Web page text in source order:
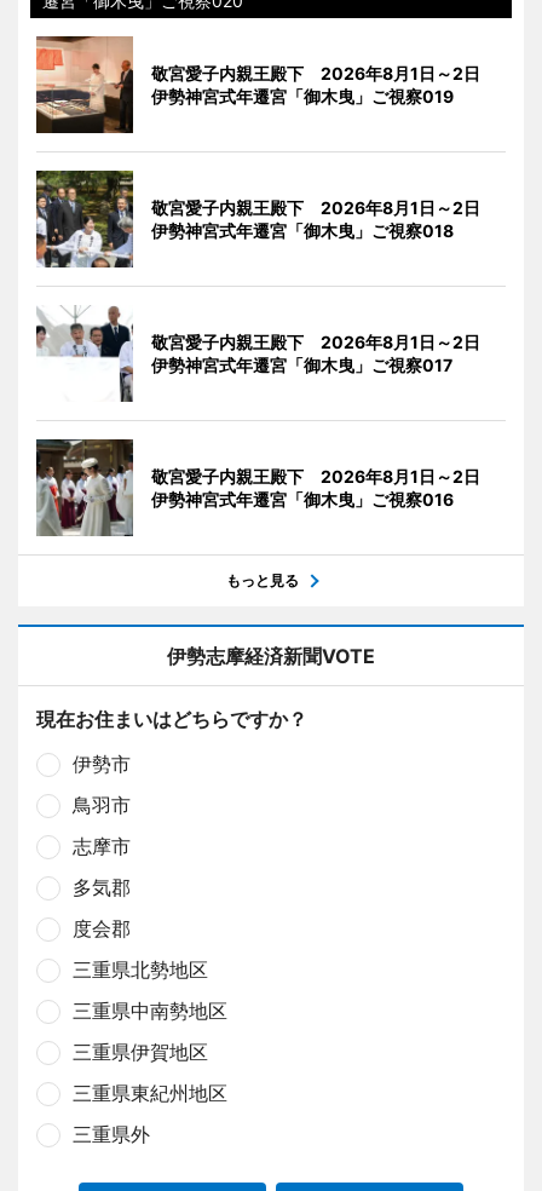
敬宮愛子内親王殿下 2026年8月1日～2日
伊勢神宮式年遷宮「御木曳」ご視察019
敬宮愛子内親王殿下 2026年8月1日～2日
伊勢神宮式年遷宮「御木曳」ご視察018
敬宮愛子内親王殿下 2026年8月1日～2日
伊勢神宮式年遷宮「御木曳」ご視察017
敬宮愛子内親王殿下 2026年8月1日～2日
伊勢神宮式年遷宮「御木曳」ご視察016
もっと見る
伊勢志摩経済新聞VOTE
現在お住まいはどちらですか？
伊勢市
鳥羽市
志摩市
多気郡
度会郡
三重県北勢地区
三重県中南勢地区
三重県伊賀地区
三重県東紀州地区
三重県外